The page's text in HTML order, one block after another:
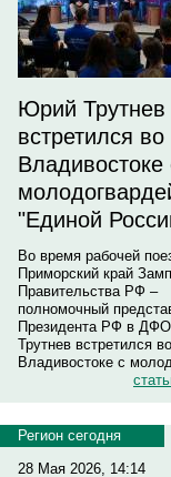
Юрий Трутнев
встретился во
Владивостоке
"Единой
Во время рабочей
Приморский край
Правительства РФ –
полномочный
Президента РФ в
Трутнев встретился во
Владивостоке с
Регион сегодня
28 Мая 2026, 14:14